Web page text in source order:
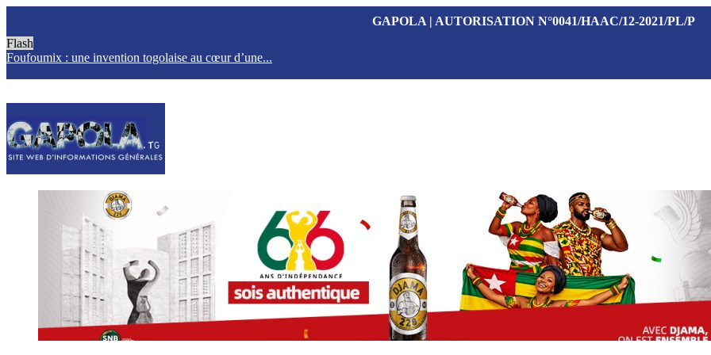
GAPOLA | AUTORISATION N°0041/HAAC/12-2021/PL/P
Flash
Foufoumix : une invention togolaise au cœur d’une...